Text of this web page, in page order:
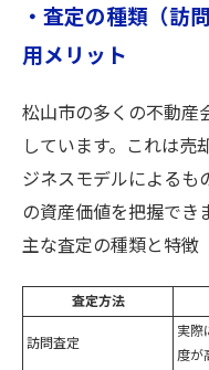
・査定の種類（訪
用メリット
松山市の多くの不動産
しています。これは売
ジネスモデルによるも
の資産価値を把握でき
主な査定の種類と特徴
査定方法
訪問査定
実際
度が